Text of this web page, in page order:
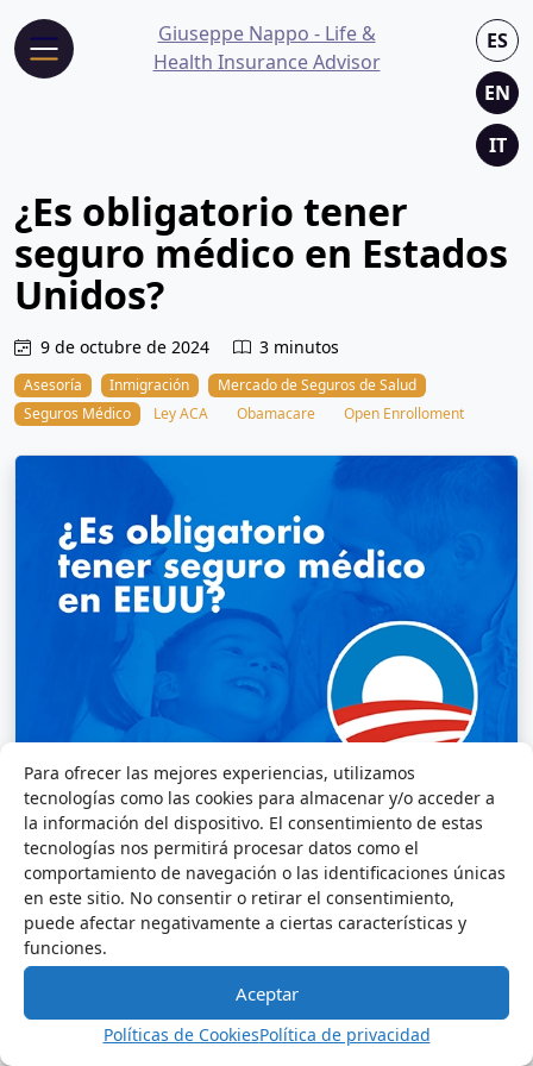
Para ofrecer las mejores experiencias, utilizamos
tecnologías como las cookies para almacenar y/o acceder a
la información del dispositivo. El consentimiento de estas
tecnologías nos permitirá procesar datos como el
comportamiento de navegación o las identificaciones únicas
en este sitio. No consentir o retirar el consentimiento,
puede afectar negativamente a ciertas características y
funciones.
Aceptar
Políticas de CookiesPolítica de privacidad
Giuseppe Nappo - Life &
Health Insurance Advisor
ES
EN
IT
¿Es obligatorio tener
seguro médico en Estados
Unidos?
9 de octubre de 2024 3 minutos
Asesoría Inmigración
Mercado de Seguros de Salud
Seguros Médico
Ley ACA Obamacare Open Enrolloment
Desde que la Ley del Cuidado de Salud a Bajo
Costo (también conocida como Obamacare)
fue implementada, el debate sobre la
obligatoriedad del seguro médico en Estados
Unidos ha sido constante. Con los cambios
introducidos por la administración Trump,
muchos se preguntan si aún es necesario